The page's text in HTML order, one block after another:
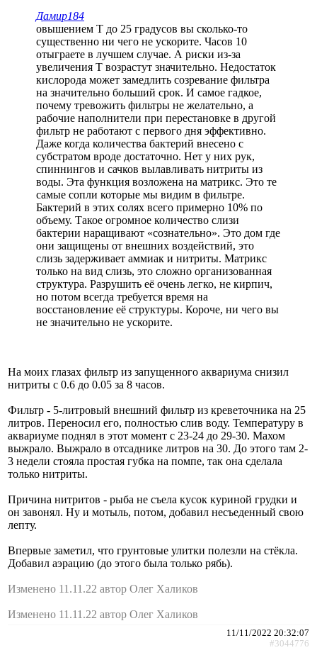
Дамир184
овышением Т до 25 градусов вы сколько-то
существенно ни чего не ускорите. Часов 10
отыграете в лучшем случае. А риски из-за
увеличения Т возрастут значительно. Недостаток
кислорода может замедлить созревание фильтра
на значительно больший срок. И самое гадкое,
почему тревожить фильтры не желательно, а
рабочие наполнители при перестановке в другой
фильтр не работают с первого дня эффективно.
Даже когда количества бактерий внесено с
субстратом вроде достаточно. Нет у них рук,
спиннингов и сачков вылавливать нитриты из
воды. Эта функция возложена на матрикс. Это те
самые сопли которые мы видим в фильтре.
Бактерий в этих солях всего примерно 10% по
объему. Такое огромное количество слизи
бактерии наращивают «сознательно». Это дом где
они защищены от внешних воздействий, это
слизь задерживает аммиак и нитриты. Матрикс
только на вид слизь, это сложно организованная
структура. Разрушить её очень легко, не кирпич,
но потом всегда требуется время на
восстановление её структуры. Короче, ни чего вы
не значительно не ускорите.
На моих глазах фильтр из запущенного аквариума снизил
нитриты с 0.6 до 0.05 за 8 часов.
Фильтр - 5-литровый внешний фильтр из креветочника на 25
литров. Переносил его, полностью слив воду. Температуру в
аквариуме поднял в этот момент с 23-24 до 29-30. Махом
выжрало. Выжрало в отсаднике литров на 30. До этого там 2-
3 недели стояла простая губка на помпе, так она сделала
только нитриты.
Причина нитритов - рыба не съела кусок куриной грудки и
он завонял. Ну и мотыль, потом, добавил несъеденный свою
лепту.
Впервые заметил, что грунтовые улитки полезли на стёкла.
Добавил аэрацию (до этого была только рябь).
Изменено 11.11.22 автор Олег Халиков
Изменено 11.11.22 автор Олег Халиков
11/11/2022 20:32:07
#3044776